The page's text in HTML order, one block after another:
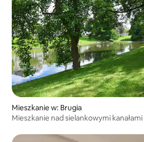
Mieszkanie w: Brugia
Mieszkanie nad sielankowymi